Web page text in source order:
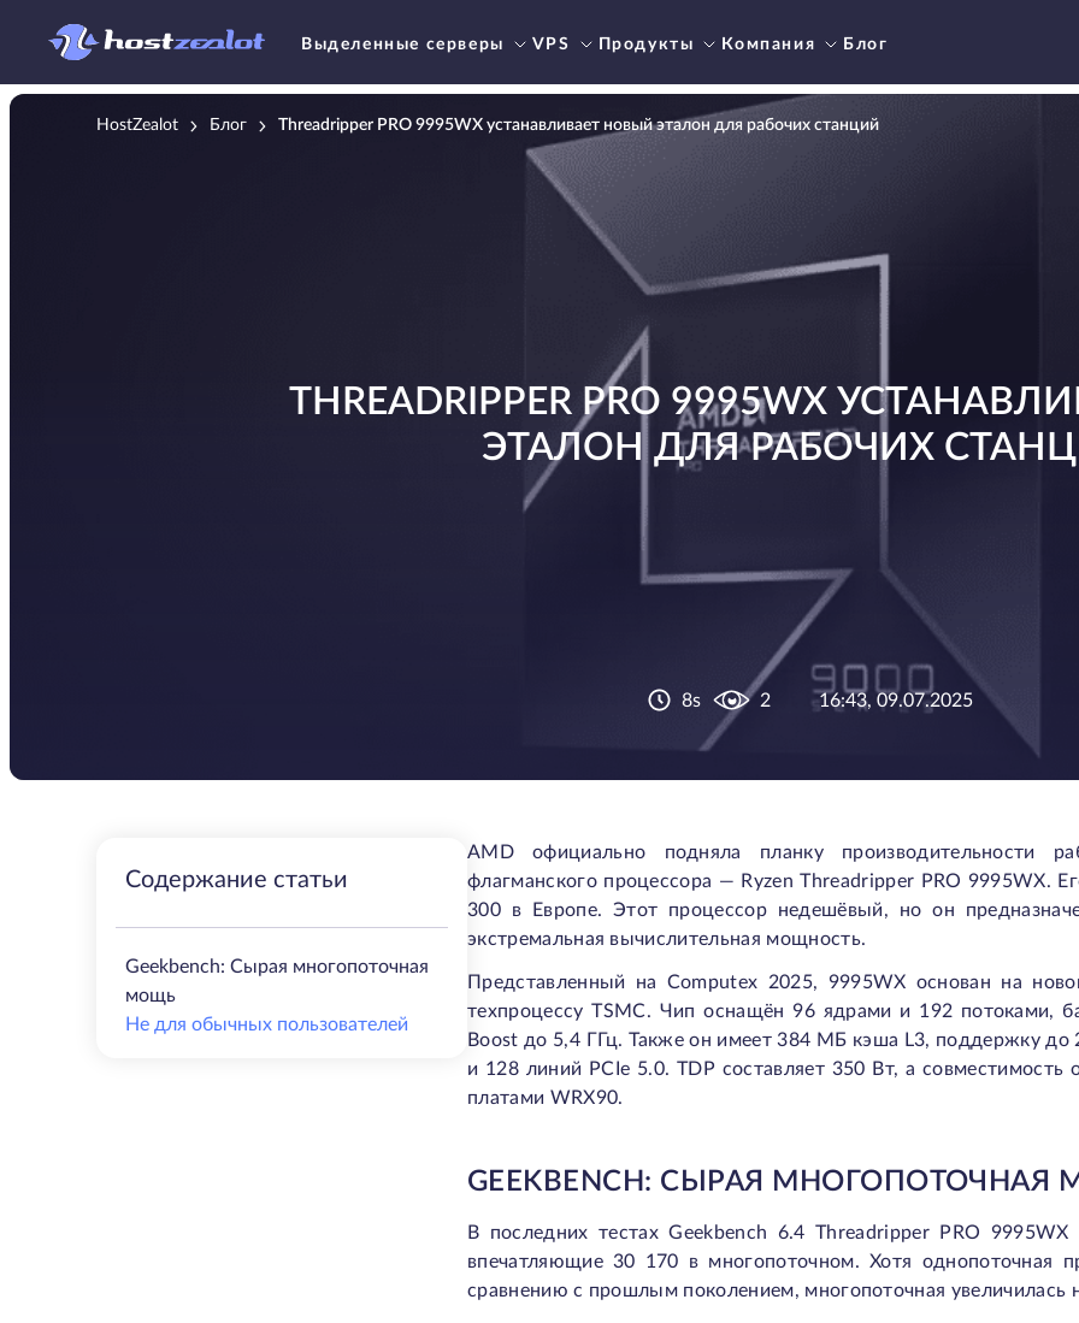
Выделенные серверы VPS Продукты Компания Блог
HostZealot Блог Threadripper PRO 9995WX устанавливает новый эталон для рабочих станций
THREADRIPPER PRO 9995WX
ЭТАЛОН ДЛЯ РАБОЧИХ
8s 2 16:43, 09.07.2025
Содержание статьи
Geekbench: Сырая многопоточная
мощь
Не для обычных пользователей
AMD официально подняла планку производительности
флагманского процессора — Ryzen Threadripper PRO 9995WX.
300 в Европе. Этот процессор недешёвый, но он
экстремальная вычислительная мощность.
Представленный на Computex 2025, 9995WX основан на
техпроцессу TSMC. Чип оснащён 96 ядрами и 192 потоками,
Boost до 5,4 ГГц. Также он имеет 384 МБ кэша L3, поддержку до
и 128 линий PCIe 5.0. TDP составляет 350 Вт, а совместимость
платами WRX90.
GEEKBENCH: СЫРАЯ
В последних тестах Geekbench 6.4 Threadripper PRO
впечатляющие 30 170 в многопоточном. Хотя однопоточная
сравнению с прошлым поколением, многопоточная увеличилась